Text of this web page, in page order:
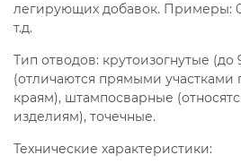
легирующих добавок. Примеры:
т.д.
Тип отводов: крутоизогнутые (до
(отличаются прямыми участками
краям), штампосварные
изделиям), точечные.
Технические характеристики: